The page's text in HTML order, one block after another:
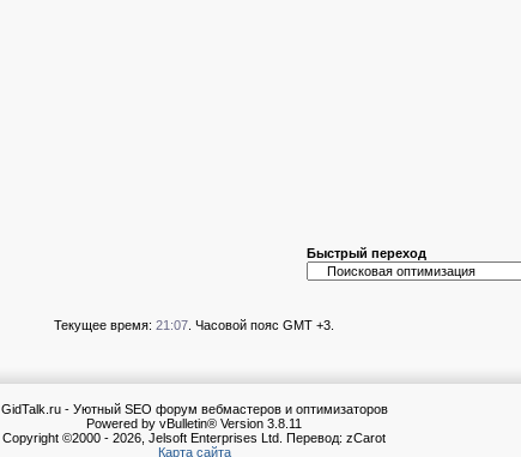
Быстрый переход
Текущее время: 21:07 . Часовой пояс GMT +3.
GidTalk.ru - Уютный SEO форум вебмастеров и оптимизаторов
Powered by vBulletin® Version 3.8.11
Copyright ©2000 - 2026, Jelsoft Enterprises Ltd. Перевод: zCarot
Карта сайта